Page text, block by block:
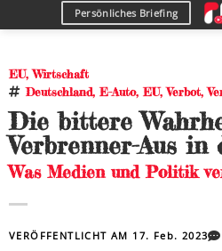
Persönliches Briefing
EU,Wirtschaft
Deutschland,E-Auto,EU,Verbot,
Die bittere
Verbrenner-Aus in
Was Medien und Politik
VERÖFFENTLICHT AM 17. Feb. 2023